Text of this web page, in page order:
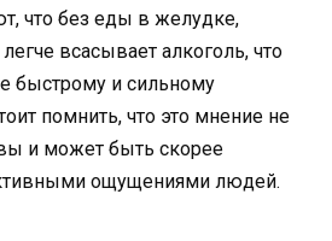
что без еды в желудке,
всасывает алкоголь, что
быстрому и сильному
помнить, что это мнение не
и может быть скорее
ощущениями людей.